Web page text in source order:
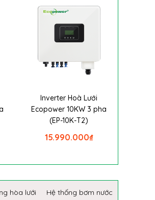
Inverter Hoà Lưới
Ecopower 10KW 3 pha
(EP-10K-T2)
₫
15.990.000
hòa lưới Hệ thống bơm nước